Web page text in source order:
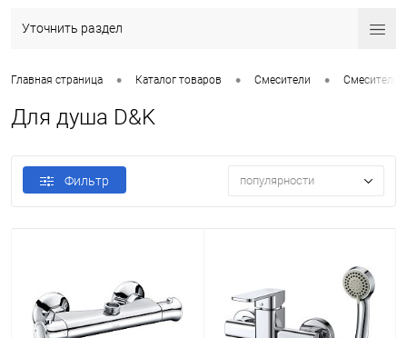
Уточнить раздел
Главная страница • Каталог товаров • Смесители • Смесители
Для душа D&K
Фильтр популярности